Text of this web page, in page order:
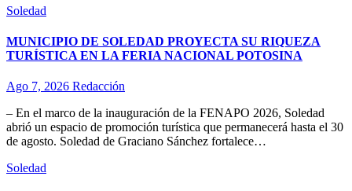
Soledad
MUNICIPIO DE SOLEDAD PROYECTA SU RIQUEZA
TURÍSTICA EN LA FERIA NACIONAL POTOSINA
Ago 7, 2026 Redacción
– En el marco de la inauguración de la FENAPO 2026, Soledad
abrió un espacio de promoción turística que permanecerá hasta el 30
de agosto. Soledad de Graciano Sánchez fortalece…
Soledad